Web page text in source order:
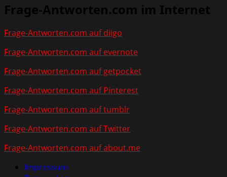
Frage-Antworten.com im Internet
Frage-Antworten.com auf diigo
Frage-Antworten.com auf evernote
Frage-Antworten.com auf getpocket
Frage-Antworten.com auf Pinterest
Frage-Antworten.com auf tumblr
Frage-Antworten.com auf Twitter
Frage-Antworten.com auf about.me
Impressum